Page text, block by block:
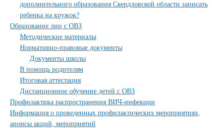
дополнительного образования Свердловской области записать
ребенка на кружок?
Образование лиц с ОВЗ
Методические материалы
Нормативно-правовые документы
Документы школы
В помощь родителям
Итоговая аттестация
Дистанционное обучение детей с ОВЗ
Профилактика распространения ВИЧ-инфекции
Информация о проведенных профилактических мероприятиях,
анонсы акций, мероприятий